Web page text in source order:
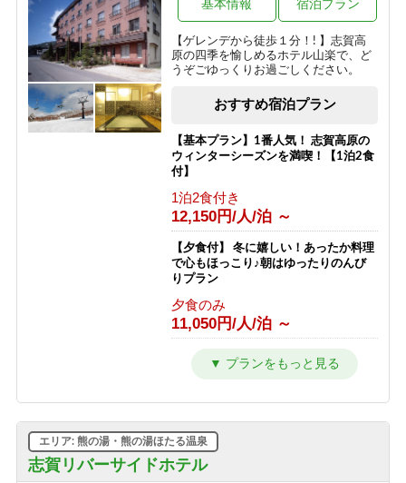
魚！？好きな料理を選べる”（連泊不可
のプランです）
1泊2食付き
16,000円/人/泊 ～
信州の恵み！旨味たっぷりきのこ料理
1泊2食付き
16,000円/人/泊 ～
アメニティが付かないけどお得に泊ま
れる ≪1泊2食ＥＣＯプラン≫
1泊2食付き
16,200円/人/泊 ～
特典付き特別室プラン
1泊2食付き
1泊2食付き
16,200円/人/泊 ～
【早割30】30日前の予約で、通常価格
【ゲレンデから徒歩１分！! 】志賀高
原の四季を愉しめるホテル山楽で、ど
うぞごゆっくりお過ごしください。
基本情報 宿泊プラン
おすすめ宿泊プラン
【基本プラン】1番人気！ 志賀高原の
ウィンターシーズンを満喫！【1泊2食
付】
1泊2食付き
12,150円/人/泊 ～
【夕食付】 冬に嬉しい！あったか料理
で心もほっこり♪朝はゆったりのんび
りプラン
夕食のみ
11,050円/人/泊 ～
【朝食付】 冬を満喫！のんびり到着24
時までOK・和朝食で元気に出発！
【素泊】深夜到着OK！寒い冬は志賀
高原唯一の人工温泉で温まる・リーズ
志賀リバーサイドホテル
エリア: 熊の湯・熊の湯ほたる温泉